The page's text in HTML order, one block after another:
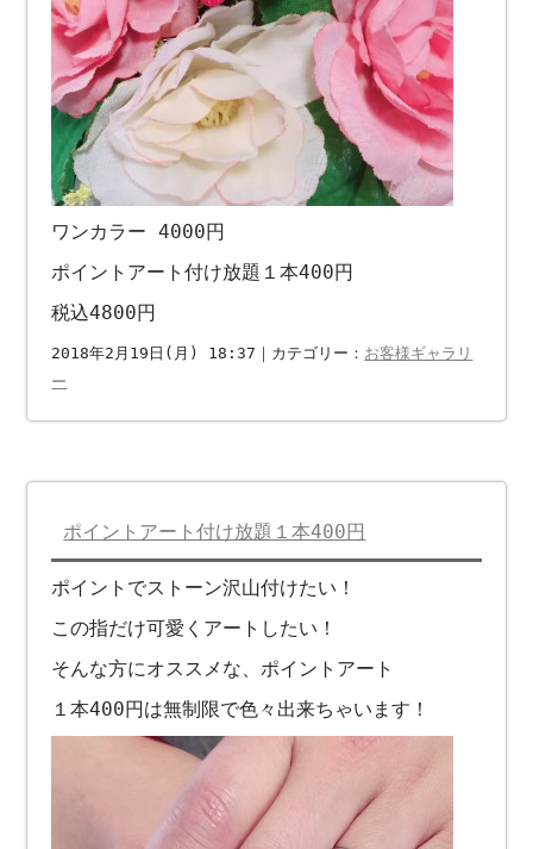
ワンカラー 4000円
ポイントアート付け放題１本400円
税込4800円
2018年2月19日(月) 18:37｜カテゴリー： お客様ギャラリ
ー
ポイントアート付け放題１本400円
ポイントでストーン沢山付けたい！
この指だけ可愛くアートしたい！
そんな方にオススメな、ポイントアート
１本400円は無制限で色々出来ちゃいます！